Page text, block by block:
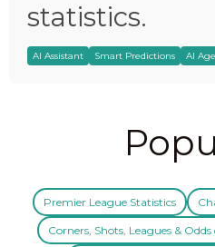
statistics.
AI Assistant Smart Predictions AI
Premier League Statistics
Corners, Shots, Leagues &